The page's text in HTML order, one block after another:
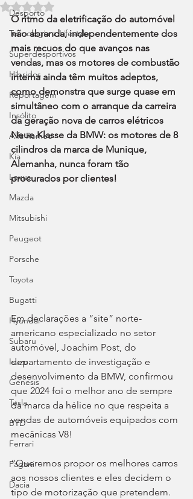
Desporto
Tecnologia e Lifestyle
Superdesportivos
Híbridos
Reportagem
Insólito
Alfa Romeo
Kia
Lexus
Mazda
Mitsubishi
Peugeot
Porsche
Toyota
Bugatti
Hyundai
Subaru
Isuzu
Genesis
Tesla
BYD
Ferrari
Pagani
Dacia
Avaliado com NaN de 5 estrelas.
O ritmo da eletrificação do automóvel
não abranda, independentemente dos
mais recuos do que avanços nas
vendas, mas os motores de combustão
interna ainda têm muitos adeptos,
como demonstra que surge quase em
simultâneo com o arranque da carreira
da geração nova de carros elétricos
Neue Klasse da BMW: os motores de 8
cilindros da marca de Munique,
Alemanha, nunca foram tão
procurados por clientes!
Em declarações a “site” norte-
americano especializado no setor
automóvel, Joachim Post, do
departamento de investigação e
desenvolvimento da BMW, confirmou
que 2024 foi o melhor ano de sempre
da marca da hélice no que respeita a
vendas de automóveis equipados com
mecânicas V8!
“Queremos propor os melhores carros
aos nossos clientes e eles decidem o
tipo de motorização que pretendem.